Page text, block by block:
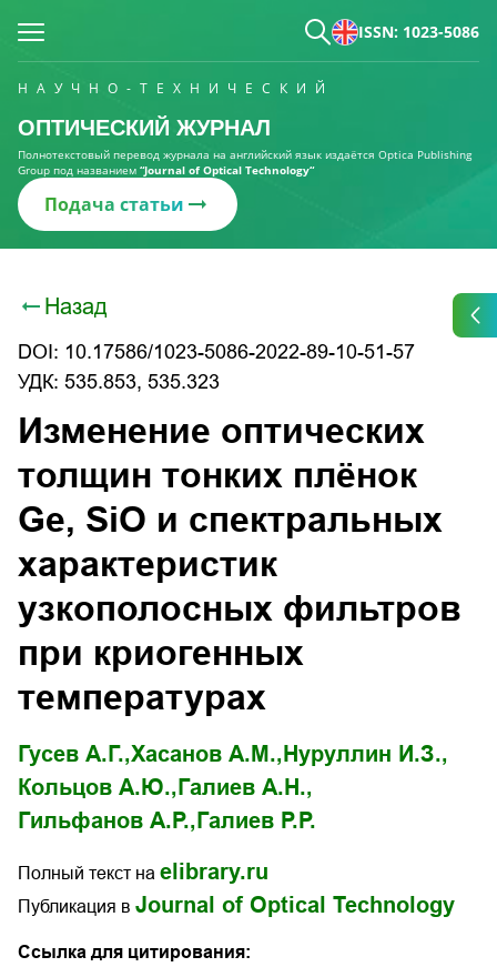
ISSN: 1023-5086
НАУЧНО-ТЕХНИЧЕСКИЙ
ОПТИЧЕСКИЙ ЖУРНАЛ
Полнотекстовый перевод журнала на английский язык издаётся Optica Publishing
Group под названием “Journal of Optical Technology“
Подача статьи
Назад
DOI: 10.17586/1023-5086-2022-89-10-51-57
УДК: 535.853, 535.323
Изменение оптических
толщин тонких плёнок
Ge, SiO и спектральных
характеристик
узкополосных фильтров
при криогенных
температурах
Гусев А.Г.,Хасанов А.М., Нуруллин И.З.,
Кольцов А.Ю., Галиев А.Н.,
Гильфанов А.Р., Галиев Р.Р.
Полный текст на elibrary.ru
Публикация в Journal of Optical Technology
Ссылка для цитирования: